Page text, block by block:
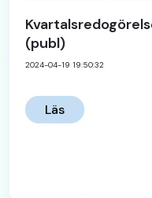
(publ)
2024-04-19 19:50:32
Läs